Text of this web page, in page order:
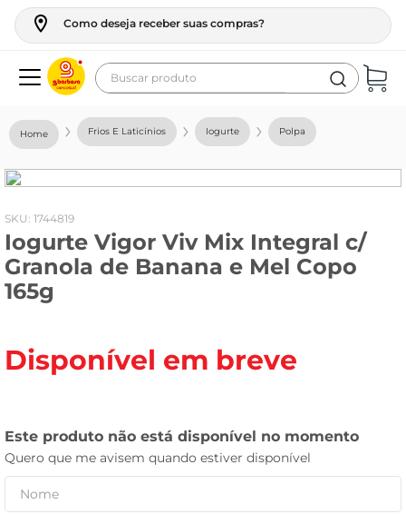
Como deseja receber suas compras?
Buscar produto
Frios E Laticínios Iogurte Polpa
: 1744819
Iogurte Vigor Viv Mix Integral c/
Granola de Banana e Mel Copo
165g
Disponível em breve
geladeira
fogao
café
cerveja
frango
leite
leite pó